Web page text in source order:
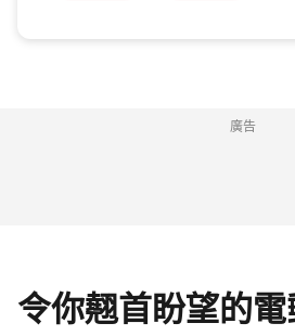
廣告
令你翹首盼望的電